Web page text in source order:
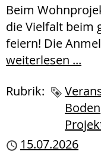
Beim
die Vielfalt beim
feiern! Die
weiterlesen ...
Rubrik:
Boden
Publiziert
15.07.2026